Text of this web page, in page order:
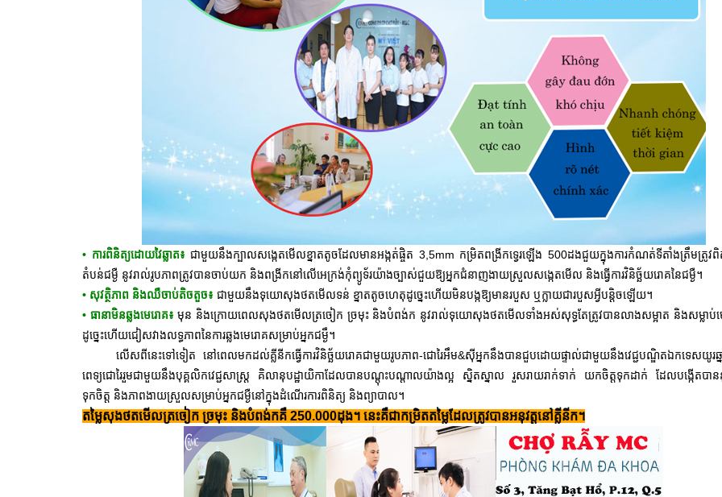
• ការពិនិត្យដោយវៃឆ្លាត៖ ជាមួយនឹងក្បាលសង្កេតមើលខ្នាតតូចដែលមានអង្កត់ផ្ចិត 3,5mm កម្រិតពង្រីកទ្វេរឡើង 500ដងជួយក្នុងការកំណត់ទីតាំងត្រឹមត្រូវពិ
តំបន់ជម្ងឺ នូវរាល់រូបភាពត្រូវបានចាប់យក និងពង្រីកនៅលើអេក្រង់កុំព្យូទ័រយ៉ាងច្បាស់ជួយឱ្យអ្នកជំនាញងាយស្រួលសង្កេតមើល និងធ្វើការវិនិច្ឆ័យរោគនៃជម្ងឺ។
• សុវត្ថិភាព និងឈឺចាប់តិចតួច៖ ជាមួយនឹងទុយោសុងថតមើលទន់ ខ្នាតតូចហេតុដូច្នេះហើយមិនបង្កឱ្យមានរបួស ឬក្លាយជារបួសអ្វីបន្តិចឡើយ។
• ធានាមិនឆ្លងមេរោគ៖មុន និងក្រោយពេលសុងថតមើលត្រចៀក ច្រមុះ និងបំពង់ក នូវរាល់ទុយោសុងថតមើលទាំងអស់សុទ្ធតែត្រូវបានលាងសម្អាត និងសម្លាប់ម
ដូច្នេះហើយជៀសវាងលទ្ធភាពនៃការឆ្លងមេរោគសម្រាប់អ្នកជម្ងឹ។
លើសពីនេះទៅទៀត នៅពេលមកដល់គ្លីនីកធ្វើការវិនិច្ឆ័យរោគជាមួយរូបភាព-ជោរៃអឹម&ស៊ីអ្នកនឹងបានជួបដោយផ្ទាល់ជាមួយនឹងវេជ្ជបណ្ឌិតឯកទេសយូរឆ្ន
ពេទ្យជោរៃរួមជាមួយនឹងបុគ្គលិកវេជ្ជសាស្រ្ត គិលានុបដ្ឋាយិកាដែលបានបណ្តុះបណ្តាលយ៉ាងល្អ ស្និតស្នាល រួសរាយរាក់ទាក់ យកចិត្តទុកដាក់ ដែលបង្កើតបាន
ទុកចិត្ត និងភាពងាយស្រួលសម្រាប់អ្នកជម្ងឺនៅក្នុងដំណើរការពិនិត្យ និងព្យាបាល។
តម្លៃសុងថតមើលត្រចៀក ច្រមុះ និងបំពង់កគឺ 250.000ដុង។ នេះគឺជាកម្រិតតម្លៃដែលត្រូវបានអនុវត្តនៅគ្លីនីក។